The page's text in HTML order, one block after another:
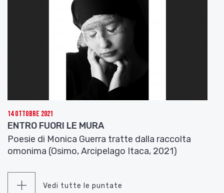
14 Ottobre 2021
ENTRO FUORI LE MURA
Poesie di Monica Guerra tratte dalla raccolta
omonima (Osimo, Arcipelago Itaca, 2021)
Vedi tutte le puntate